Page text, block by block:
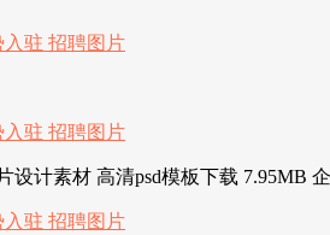
设计素材 高清psd模板下载 7.95MB